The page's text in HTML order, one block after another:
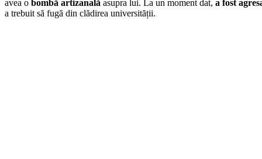
avea o bombă artizanală asupra lui. La un moment dat, a fost
a trebuit să fugă din clădirea universității.